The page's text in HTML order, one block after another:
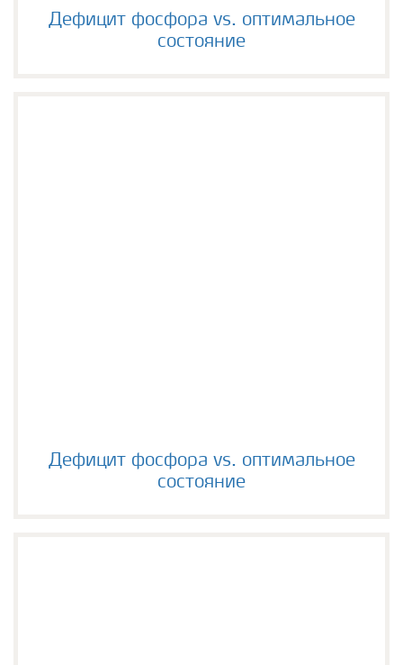
Дефицит фосфора vs. оптимальное состояние
Дефицит фосфора vs. оптимальное
состояние
Дефицит фосфора vs. оптимальное состояние
Дефицит фосфора vs. оптимальное
состояние